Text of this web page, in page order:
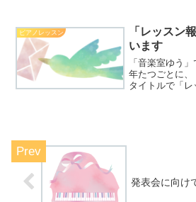
ピアノレッスン
「レッスン
います
「音楽室ゆう
年たつごとに、
タイトルで「
発表会に向け